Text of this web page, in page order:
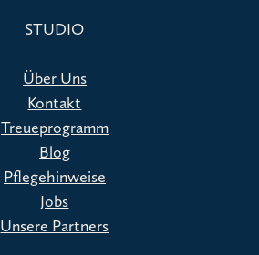
STUDIO
Über Uns
Kontakt
Treueprogramm
Blog
Pflegehinweise
Jobs
Unsere Partners